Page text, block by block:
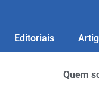
Editoriais
Quem